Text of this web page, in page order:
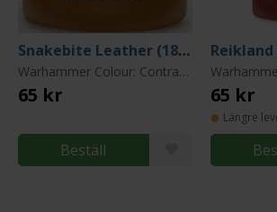
Snakebite Leather (18ml)
Warhammer Colour: Contrast Paint
65 kr
Beställ
65 kr
Längre